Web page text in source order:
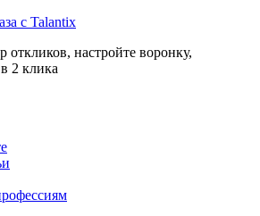
с Talantix
откликов, настройте воронку,
2 клика